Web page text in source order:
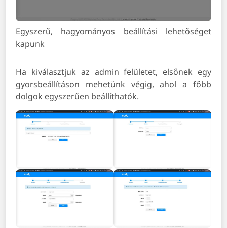
Egyszerű, hagyományos beállítási lehetőséget
kapunk
Ha kiválasztjuk az admin felületet, elsőnek egy
gyorsbeállításon mehetünk végig, ahol a főbb
dolgok egyszerűen beállíthatók.